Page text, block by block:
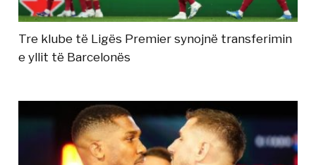
Tre klube të Ligës Premier synojnë transferimin
e yllit të Barcelonës